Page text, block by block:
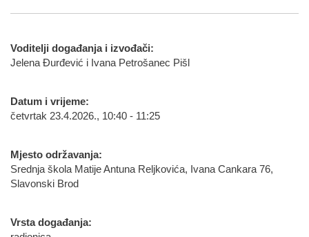
Voditelji događanja i izvođači:
Jelena Đurđević i Ivana Petrošanec Pišl
Datum i vrijeme:
četvrtak 23.4.2026., 10:40 - 11:25
Mjesto održavanja:
Srednja škola Matije Antuna Reljkovića, Ivana Cankara 76,
Slavonski Brod
Vrsta događanja: